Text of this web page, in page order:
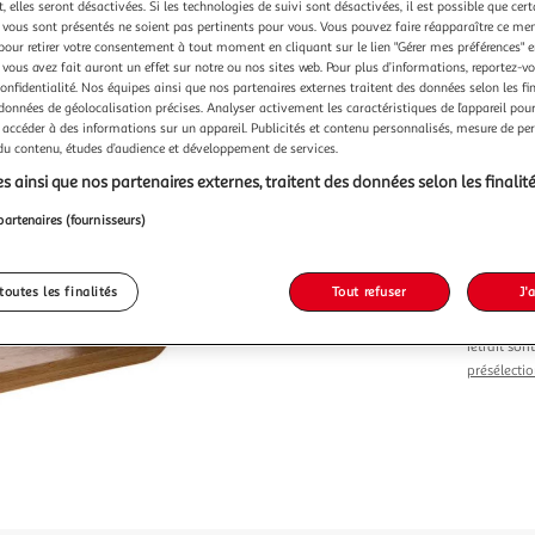
retrait
elles seront désactivées. Si les technologies de suivi sont désactivées, il est possible que
sont présentés ne soient pas pertinents pour vous. Vous pouvez faire réapparaître ce
retirer votre consentement à tout moment en cliquant sur le lien "Gérer mes préférences"
vous avez fait auront un effet sur notre ou nos sites web. Pour plus d’informations, reportez-
Nos équipes ainsi que nos partenaires externes traitent des données selon les
de géolocalisation précises. Analyser activement les caractéristiques de l’appareil
à des informations sur un appareil. Publicités et contenu personnalisés, mesure de
contenu, études d’audience et développement de services.
ainsi que nos partenaires externes, traitent des données selon les
(fournisseurs)
les finalités Tout refuser